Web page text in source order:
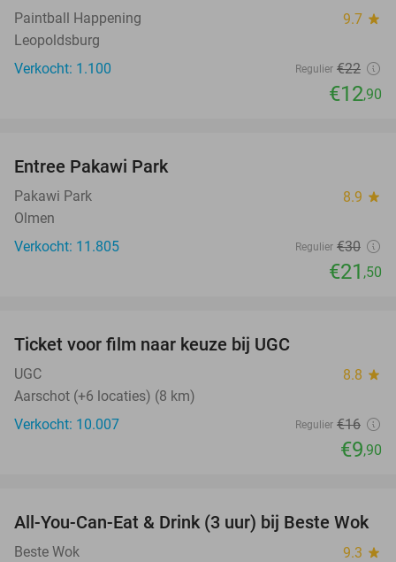
Paintball Happening 9.7 star
Leopoldsburg
Verkocht: 1.100
Regulier €22
€12,90
Entree Pakawi Park
Pakawi Park 8.9 star
Olmen
Verkocht: 11.805
Regulier €30
€21 ,50
Ticket voor film naar keuze bij UGC
UGC 8.8 star
Aarschot (+6 locaties) (8 km)
Verkocht: 10.007
Regulier €16
€9,90
20%
All-You-Can-Eat & Drink (3 uur) bij Beste Wok
Beste Wok 9.3 star